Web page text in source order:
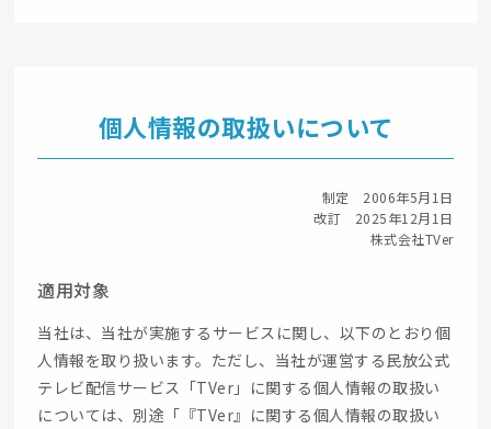
個人情報の取扱いについて
制定 2006年5月1日
改訂 2025年12月1日
株式会社TVer
適用対象
当社は、当社が実施するサービスに関し、以下のとおり個
人情報を取り扱います。ただし、当社が運営する民放公式
テレビ配信サービス「TVer」に関する個人情報の取扱い
については、別途「『TVer』に関する個人情報の取扱い